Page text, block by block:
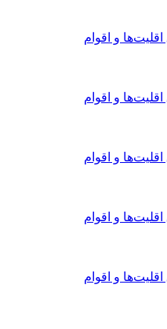
و اقوام
و اقوام
و اقوام
و اقوام
و اقوام